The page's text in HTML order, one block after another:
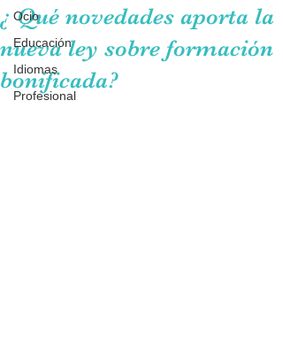
Ocio
Educación
Idiomas
Profesional
¿ Qué novedades aporta la
nueva ley sobre formación
bonificada?